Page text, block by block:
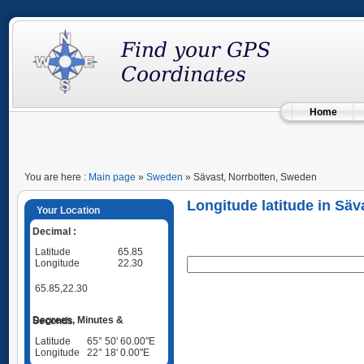
Home
You are here : Main page » Sweden » Sävast, Norrbotten, Sweden
Your Location
Decimal :
Latitude
65.85
Longitude
22.30
65.85,22.30
Degrees, Minutes & Seconds
Latitude
65° 50' 60.00"E
Longitude
22° 18' 0.00"E
Longitude latitude in